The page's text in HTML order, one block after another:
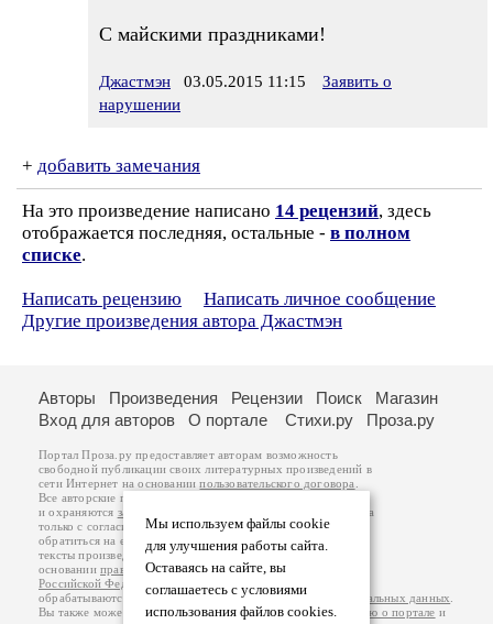
С майскими праздниками!
Джастмэн 03.05.2015 11:15
Заявить о
нарушении
+ добавить замечания
На это произведение написано 14 рецензий, здесь
отображается последняя, остальные - в полном
списке.
Написать рецензию
Написать личное сообщение
Другие произведения автора Джастмэн
Мы используем файлы cookie
для улучшения работы сайта.
Оставаясь на сайте, вы
соглашаетесь с условиями
использования файлов cookies.
Авторы Произведения Рецензии Поиск
Магазин
Вход для авторов
О портале Стихи.ру Проза.ру
Портал Проза.ру предоставляет авторам возможность
свободной публикации своих литературных произведений в
сети Интернет на основаниипользовательского договора
Все авторские права на произведения принадлежат авторам
и охраняются законом
. Перепечатка произведений возможна
только с согласия его автора, к которому вы можете
обратиться на его авторской странице. Ответственность за
тексты произведений авторы несут самостоятельно на
основанииправил публикацииизаконодательства
Российской Федерации
обрабатываются на основанииПолитики обработки персональных данных
Вы также можете посмотреть более подробнуюинформацию о портале и